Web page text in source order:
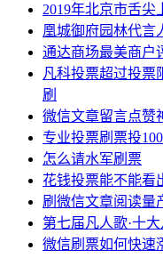
2019年北京市舌
凰城御府园林代言
通达商场最美商户
凡科投票超过投票
刷
微信文章留言点赞
专业投票刷票投
怎么请水军刷票
花钱投票能不能看
刷微信文章阅读量
第七届凡人歌·十
微信刷票如何快速